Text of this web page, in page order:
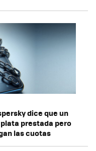
dice que un
prestada pero
las cuotas